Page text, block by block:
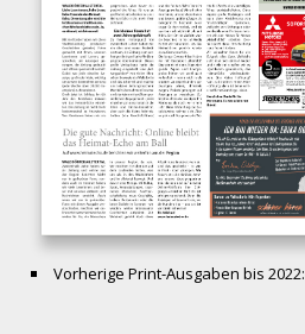
Vorherige Print-Ausgaben bis 2022: